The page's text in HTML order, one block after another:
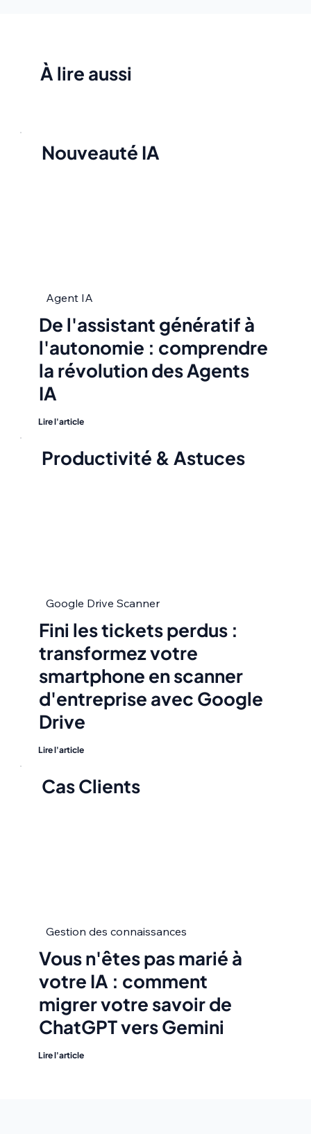
À lire aussi
Nouveauté IA
Agent IA
De l'assistant génératif à
l'autonomie : comprendre
la révolution des Agents
IA
Lire l'article
Productivité & Astuces
Google Drive Scanner
Fini les tickets perdus :
transformez votre
smartphone en scanner
d'entreprise avec Google
Drive
Lire l'article
Cas Clients
Gestion des connaissances
Vous n'êtes pas marié à
votre IA : comment
migrer votre savoir de
ChatGPT vers Gemini
Lire l'article